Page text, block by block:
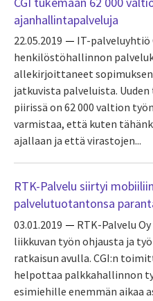
ajanhallintapalveluja
22.05.2019
IT-palveluyhtiö
henkilöstöhallinnon
allekirjoittaneet
jatkuvista palveluista.
piirissä on 62 000 valtion
varmistaa, että kuten
ajallaan ja että virastojen...
RTK-Palvelu siirtyi
palvelutuotantonsa
03.01.2019
RTK-Palvelu
liikkuvan työn ohjausta ja
ratkaisun avulla. CGI:n
helpottaa palkkahallinnon
esimiehille enemmän aikaa